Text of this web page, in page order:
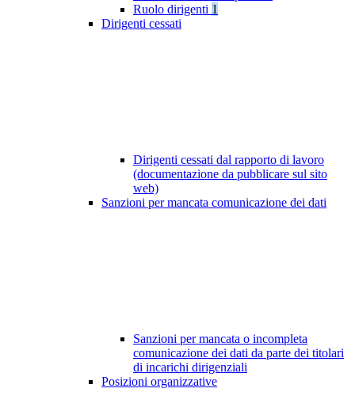
Ruolo dirigenti 1
Dirigenti cessati
Dirigenti cessati dal rapporto di lavoro
(documentazione da pubblicare sul sito
web)
Sanzioni per mancata comunicazione dei dati
Sanzioni per mancata o incompleta
comunicazione dei dati da parte dei titolari
di incarichi dirigenziali
Posizioni organizzative